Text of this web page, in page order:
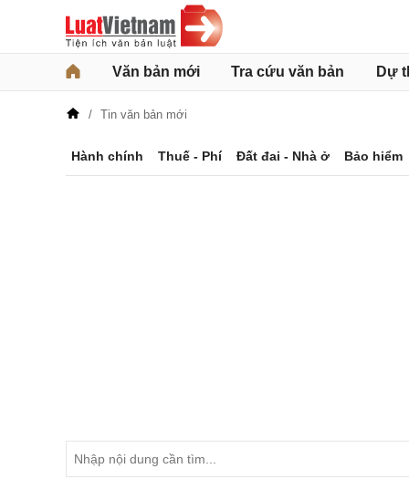
Văn bản mới Tra cứu văn bản Dự
Tin văn bản mới
Hành chính Thuế - Phí Đất đai - Nhà ở Bảo hiểm